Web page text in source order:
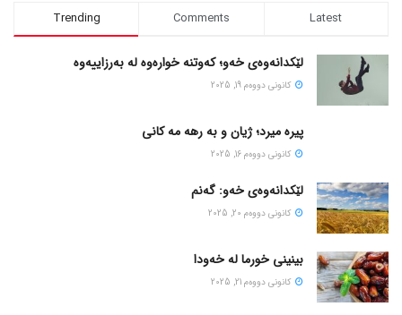
Trending Comments Latest
لێکدانەوەی خەو؛ کەوتنە خوارەوە لە بەرزاییەوە
كانونی دووه‌م 19, 2025
پیره میرد؛ ژیان و به رهه مه کانی
كانونی دووه‌م 16, 2025
لێکدانەوەی خەو: گەنم
كانونی دووه‌م 20, 2025
بینینی خورما لە خەودا
كانونی دووه‌م 21, 2025